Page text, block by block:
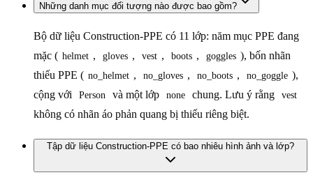
Những danh mục đối tượng nào được bao gồm?
Bộ dữ liệu Construction-PPE có 11 lớp: năm mục PPE đang
mặc ( helmet , gloves , vest , boots , goggles ), bốn nhãn
thiếu PPE ( no_helmet , no_gloves , no_boots , no_goggle ),
cộng với
Person và một lớp none chung. Lưu ý rằng vest
không có nhãn áo phản quang bị thiếu riêng biệt.
Tập dữ liệu Construction-PPE có bao nhiêu hình ảnh và lớp?